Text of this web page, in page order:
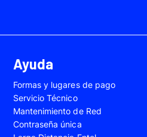
A03 Samsung Galaxy
A05 Samsung Galaxy
A14 Samsung Galaxy A15
Ayuda
Formas y lugares de pago
Servicio Técnico
Mantenimiento de Red
Contraseña única